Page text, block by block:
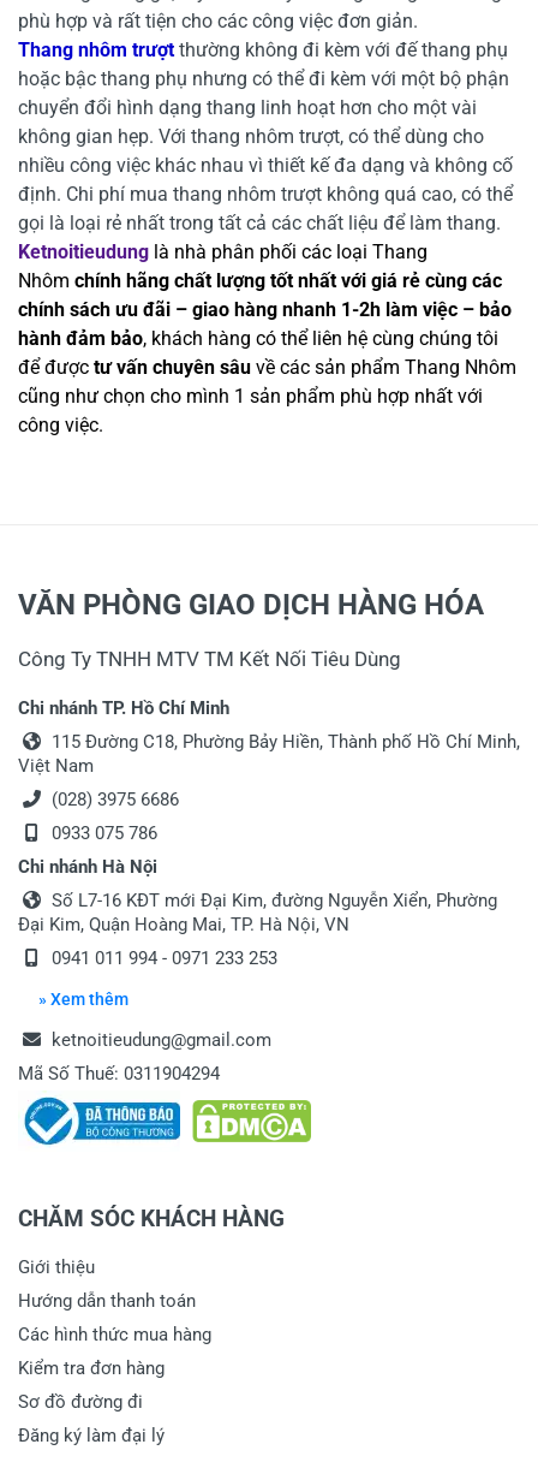
phù hợp và rất tiện cho các công việc đơn giản.
Thang nhôm trượtthường không đi kèm với đế thang phụ
hoặc bậc thang phụ nhưng có thể đi kèm với một bộ phận
chuyển đổi hình dạng thang linh hoạt hơn cho một vài
không gian hẹp. Với thang nhôm trượt, có thể dùng cho
nhiều công việc khác nhau vì thiết kế đa dạng và không cố
định. Chi phí mua thang nhôm trượt không quá cao, có thể
gọi là loại rẻ nhất trong tất cả các chất liệu để làm thang.
Ketnoitieudung là nhà phân phối các loại Thang
Nhôm chính hãng chất lượng tốt nhất với giá rẻ cùng các
chính sách ưu đãi – giao hàng nhanh 1-2h làm việc – bảo
hành đảm bảo, khách hàng có thể liên hệ cùng chúng tôi
để được tư vấn chuyên sâu về các sản phẩm Thang Nhôm
cũng như chọn cho mình 1 sản phẩm phù hợp nhất với
công việc.
VĂN PHÒNG GIAO DỊCH HÀNG HÓA
Công Ty TNHH MTV TM Kết Nối Tiêu Dùng
Chi nhánh TP. Hồ Chí Minh
115 Đường C18, Phường Bảy Hiền, Thành phố Hồ Chí Minh,
Việt Nam
(028) 3975 6686
0933 075 786
Chi nhánh Hà Nội
Số L7-16 KĐT mới Đại Kim, đường Nguyễn Xiển, Phường
Đại Kim, Quận Hoàng Mai, TP. Hà Nội, VN
0941 011 994 - 0971 233 253
» Xem thêm
ketnoitieudung@gmail.com
Mã Số Thuế: 0311904294
CHĂM SÓC KHÁCH HÀNG
Giới thiệu
Hướng dẫn thanh toán
Các hình thức mua hàng
Kiểm tra đơn hàng
Sơ đồ đường đi
Đăng ký làm đại lý